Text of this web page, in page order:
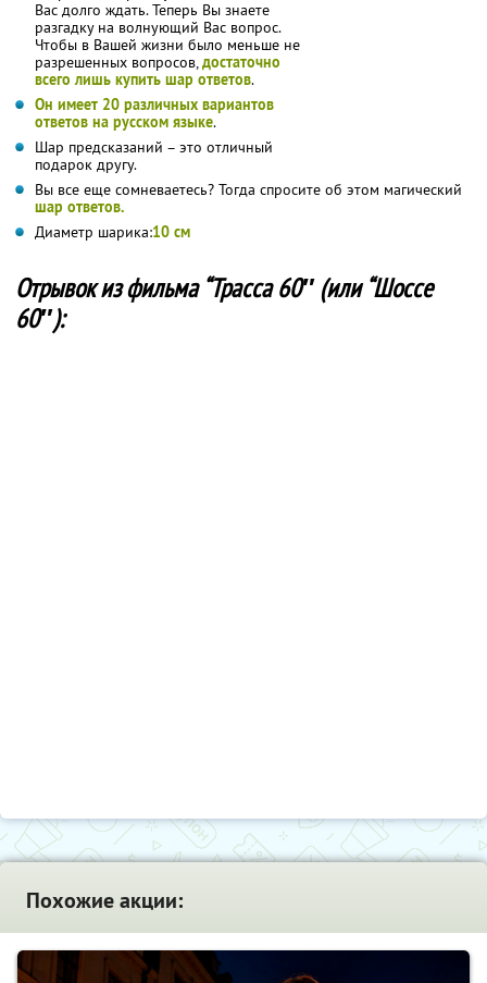
Вас долго ждать. Теперь Вы знаете
разгадку на волнующий Вас вопрос.
Чтобы в Вашей жизни было меньше не
разрешенных вопросов,достаточно
всего лишь купить шар ответов.
Он имеет 20 различных вариантов
ответов на русском языке.
Шар предсказаний – это отличный
подарок другу.
Вы все еще сомневаетесь? Тогда спросите об этом магический
шар ответов.
Диаметр шарика:10 см
Отрывок из фильма “Трасса 60″ (или “Шоссе
60″):
Похожие акции: